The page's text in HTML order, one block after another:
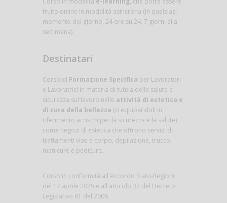
fruito online in modalità asincrona (in qualsiasi
momento del giorno, 24 ore su 24, 7 giorni alla
settimana).
Destinatari
Corso di Formazione Specifica per Lavoratori
e Lavoratrici in materia di tutela della salute e
sicurezza sul lavoro nelle attività di estetica e
di cura della bellezza (o equiparabili in
riferimento ai rischi per la sicurezza e la salute)
come negozi di estetica che offrono servizi di
trattamenti viso e corpo, depilazione, trucco,
manicure e pedicure.
Corso in conformità all'Accordo Stato-Regioni
del 17 aprile 2025 e all'articolo 37 del Decreto
Legislativo 81 del 2008.